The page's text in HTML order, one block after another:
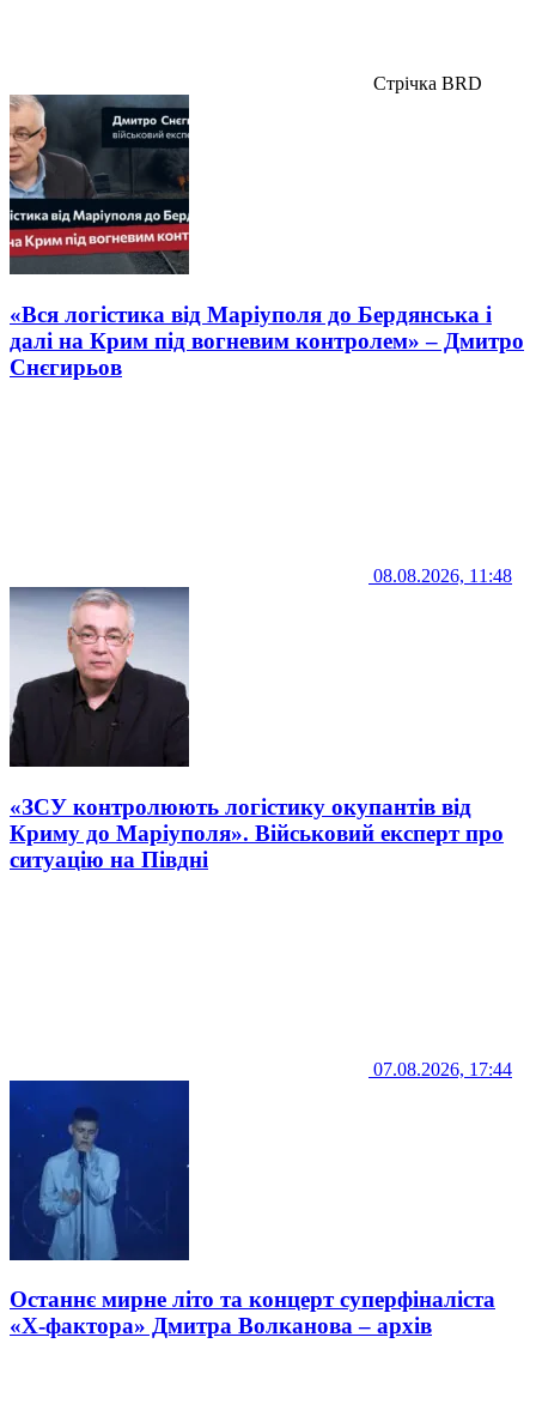
Стрічка BRD
«Вся логістика від Маріуполя до Бердянська і
далі на Крим під вогневим контролем» – Дмитро
Снєгирьов
08.08.2026, 11:48
«ЗСУ контролюють логістику окупантів від
Криму до Маріуполя». Військовий експерт про
ситуацію на Півдні
07.08.2026, 17:44
Останнє мирне літо та концерт суперфіналіста
«Х-фактора» Дмитра Волканова – архів